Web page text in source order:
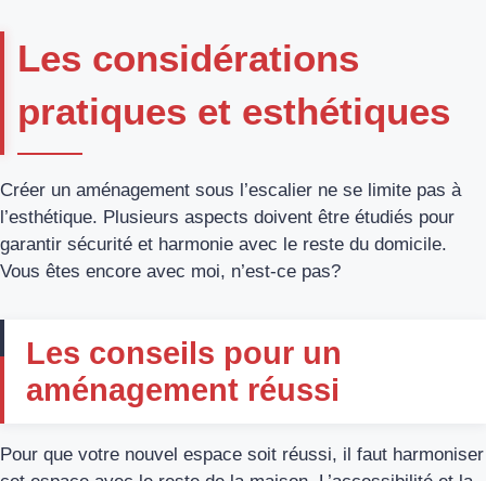
Les considérations
pratiques et esthétiques
Créer un aménagement sous l’escalier ne se limite pas à
l’esthétique. Plusieurs aspects doivent être étudiés pour
garantir sécurité et harmonie avec le reste du domicile.
Vous êtes encore avec moi, n’est-ce pas?
Les conseils pour un
aménagement réussi
Pour que votre nouvel espace soit réussi, il faut harmoniser